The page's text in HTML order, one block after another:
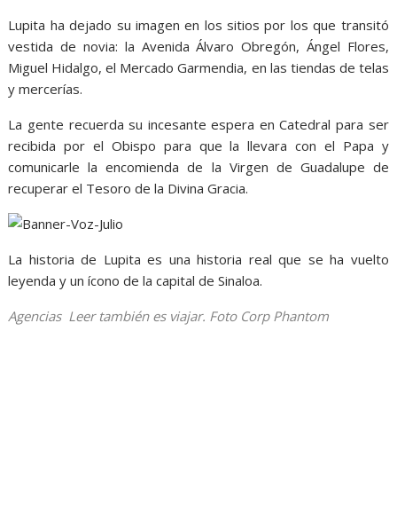
Lupita ha dejado su imagen en los sitios por los que transitó
vestida de novia: la Avenida Álvaro Obregón, Ángel Flores,
Miguel Hidalgo, el Mercado Garmendia, en las tiendas de telas
y mercerías.
La gente recuerda su incesante espera en Catedral para ser
recibida por el Obispo para que la llevara con el Papa y
comunicarle la encomienda de la Virgen de Guadalupe de
recuperar el Tesoro de la Divina Gracia.
La historia de Lupita es una historia real que se ha vuelto
leyenda y un ícono de la capital de Sinaloa.
Agencias Leer también es viajar. Foto Corp Phantom